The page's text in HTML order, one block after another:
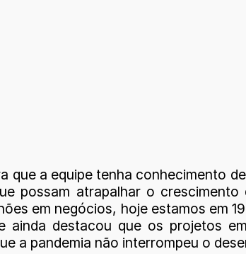
a equipe tenha conhecimento
possam atrapalhar o
em negócios, hoje estamos em
destacou que os projetos
a pandemia não interrompeu o